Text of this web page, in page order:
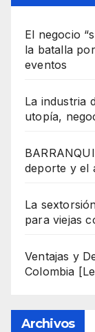
El negocio
la batalla
eventos
La industria
utopía,
deporte y el
La
para viejas
Ventajas y
Colombia
Archivos